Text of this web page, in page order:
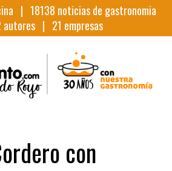
| 18138 noticias de gastronomia
autores | 21 empresas
con